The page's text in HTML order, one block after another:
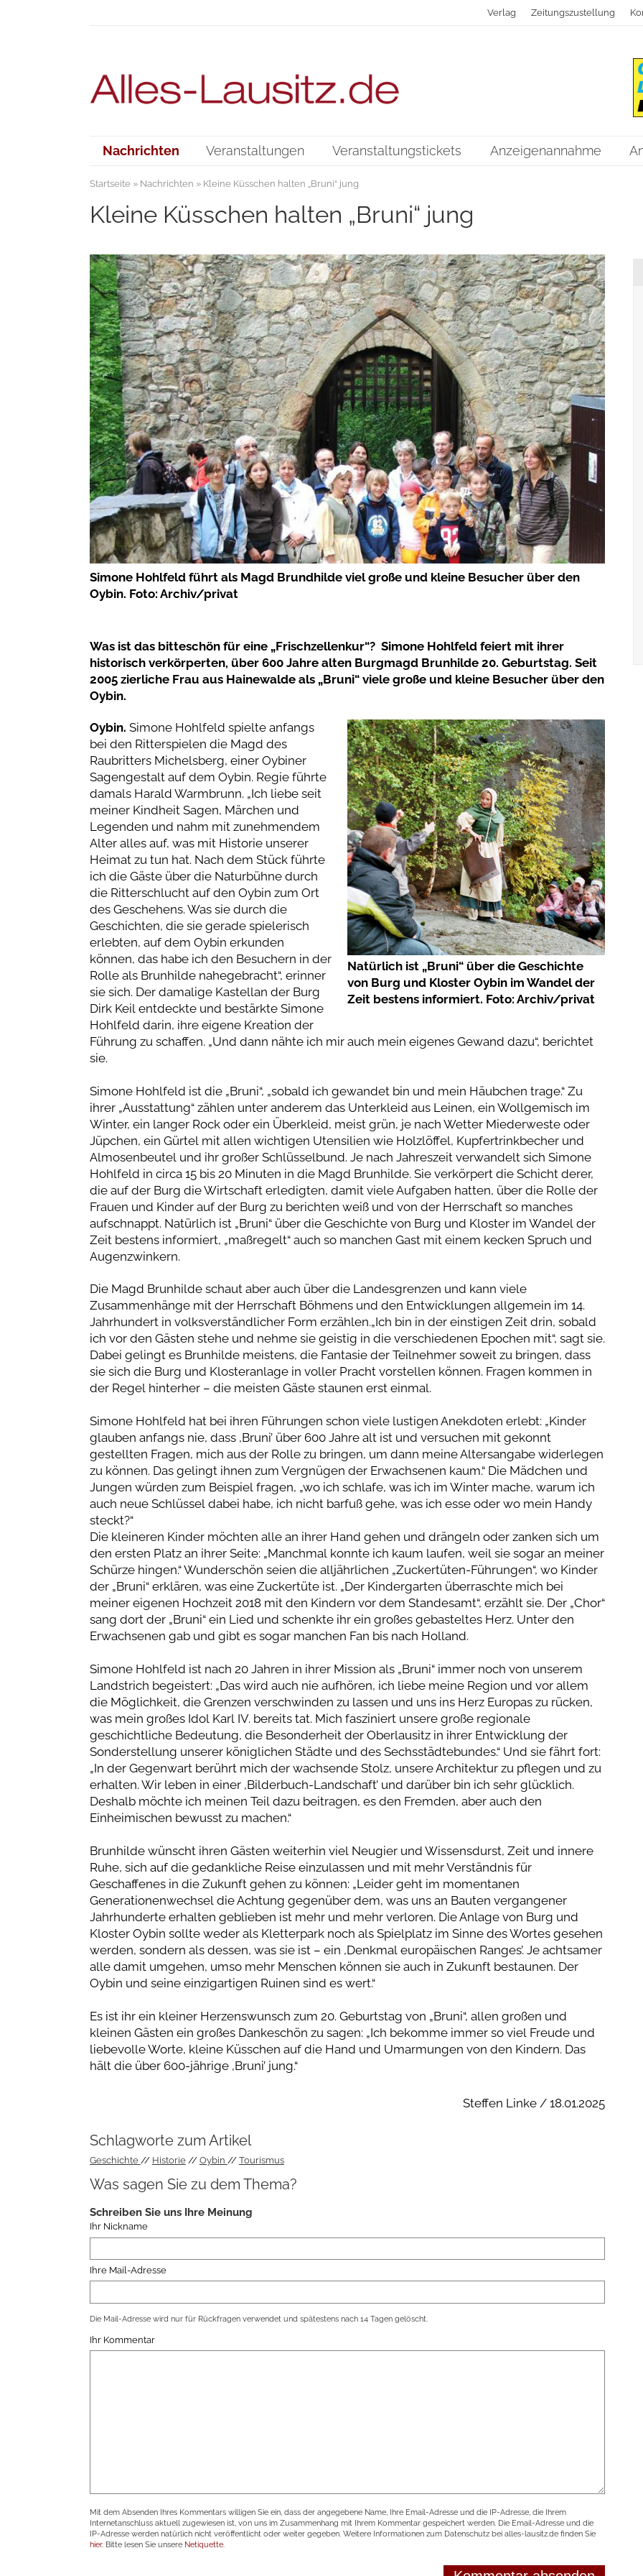
Verlag Zeitungszustellung
Nachrichten Veranstaltungen Veranstaltungstickets Anzeigenannahme
Startseite» Nachrichten » Kleine Küsschen halten „Bruni“ jung
Kleine Küsschen halten „Bruni“ jung
Simone Hohlfeld führt als Magd Brundhilde viel große und kleine Besucher über den
Oybin. Foto: Archiv/privat
Was ist das bitteschön für eine „Frischzellenkur“? Simone Hohlfeld feiert mit ihrer
historisch verkörperten, über 600 Jahre alten Burgmagd Brunhilde 20. Geburtstag. Seit
2005 zierliche Frau aus Hainewalde als „Bruni“ viele große und kleine Besucher über den
Oybin.
Natürlich ist „Bruni“ über die Geschichte
von Burg und Kloster Oybin im Wandel der
Zeit bestens informiert. Foto: Archiv/privat
Oybin. Simone Hohlfeld spielte anfangs
bei den Ritterspielen die Magd des
Raubritters Michelsberg, einer Oybiner
Sagengestalt auf dem Oybin. Regie führte
damals Harald Warmbrunn. „Ich liebe seit
meiner Kindheit Sagen, Märchen und
Legenden und nahm mit zunehmendem
Alter alles auf, was mit Historie unserer
Heimat zu tun hat. Nach dem Stück führte
ich die Gäste über die Naturbühne durch
die Ritterschlucht auf den Oybin zum Ort
des Geschehens. Was sie durch die
Geschichten, die sie gerade spielerisch
erlebten, auf dem Oybin erkunden
können, das habe ich den Besuchern in der
Rolle als Brunhilde nahegebracht“, erinner
sie sich. Der damalige Kastellan der Burg
Dirk Keil entdeckte und bestärkte Simone
Hohlfeld darin, ihre eigene Kreation der
Führung zu schaffen. „Und dann nähte ich mir auch mein eigenes Gewand dazu“, berichtet
sie.
Simone Hohlfeld ist die „Bruni“, „sobald ich gewandet bin und mein Häubchen trage.“ Zu
ihrer „Ausstattung“ zählen unter anderem das Unterkleid aus Leinen, ein Wollgemisch im
Winter, ein langer Rock oder ein Überkleid, meist grün, je nach Wetter Miederweste oder
Jüpchen, ein Gürtel mit allen wichtigen Utensilien wie Holzlöffel, Kupfertrinkbecher und
Almosenbeutel und ihr großer Schlüsselbund. Je nach Jahreszeit verwandelt sich Simone
Hohlfeld in circa 15 bis 20 Minuten in die Magd Brunhilde. Sie verkörpert die Schicht derer,
die auf der Burg die Wirtschaft erledigten, damit viele Aufgaben hatten, über die Rolle der
Frauen und Kinder auf der Burg zu berichten weiß und von der Herrschaft so manches
aufschnappt. Natürlich ist „Bruni“ über die Geschichte von Burg und Kloster im Wandel der
Zeit bestens informiert, „maßregelt“ auch so manchen Gast mit einem kecken Spruch und
Augenzwinkern.
Die Magd Brunhilde schaut aber auch über die Landesgrenzen und kann viele
Zusammenhänge mit der Herrschaft Böhmens und den Entwicklungen allgemein im 14.
Jahrhundert in volksverständlicher Form erzählen.„Ich bin in der einstigen Zeit drin, sobald
ich vor den Gästen stehe und nehme sie geistig in die verschiedenen Epochen mit“, sagt sie.
Dabei gelingt es Brunhilde meistens, die Fantasie der Teilnehmer soweit zu bringen, dass
sie sich die Burg und Klosteranlage in voller Pracht vorstellen können. Fragen kommen in
der Regel hinterher – die meisten Gäste staunen erst einmal.
Simone Hohlfeld hat bei ihren Führungen schon viele lustigen Anekdoten erlebt: „Kinder
glauben anfangs nie, dass ,Bruni’ über 600 Jahre alt ist und versuchen mit gekonnt
gestellten Fragen, mich aus der Rolle zu bringen, um dann meine Altersangabe widerlegen
zu können. Das gelingt ihnen zum Vergnügen der Erwachsenen kaum.“ Die Mädchen und
Jungen würden zum Beispiel fragen, „wo ich schlafe, was ich im Winter mache, warum ich
auch neue Schlüssel dabei habe, ich nicht barfuß gehe, was ich esse oder wo mein Handy
steckt?“
Die kleineren Kinder möchten alle an ihrer Hand gehen und drängeln oder zanken sich um
den ersten Platz an ihrer Seite: „Manchmal konnte ich kaum laufen, weil sie sogar an meiner
Schürze hingen.“ Wunderschön seien die alljährlichen „Zuckertüten-Führungen“, wo Kinder
der „Bruni“ erklären, was eine Zuckertüte ist. „Der Kindergarten überraschte mich bei
meiner eigenen Hochzeit 2018 mit den Kindern vor dem Standesamt“, erzählt sie. Der „Chor“
sang dort der „Bruni“ ein Lied und schenkte ihr ein großes gebasteltes Herz. Unter den
Erwachsenen gab und gibt es sogar manchen Fan bis nach Holland.
Simone Hohlfeld ist nach 20 Jahren in ihrer Mission als „Bruni“ immer noch von unserem
Landstrich begeistert: „Das wird auch nie aufhören, ich liebe meine Region und vor allem
die Möglichkeit, die Grenzen verschwinden zu lassen und uns ins Herz Europas zu rücken,
was mein großes Idol Karl IV. bereits tat. Mich fasziniert unsere große regionale
geschichtliche Bedeutung, die Besonderheit der Oberlausitz in ihrer Entwicklung der
Sonderstellung unserer königlichen Städte und des Sechsstädtebundes.“ Und sie fährt fort:
„In der Gegenwart berührt mich der wachsende Stolz, unsere Architektur zu pflegen und zu
erhalten. Wir leben in einer ,Bilderbuch-Landschaft’ und darüber bin ich sehr glücklich.
Deshalb möchte ich meinen Teil dazu beitragen, es den Fremden, aber auch den
Einheimischen bewusst zu machen.“
Brunhilde wünscht ihren Gästen weiterhin viel Neugier und Wissensdurst, Zeit und innere
Ruhe, sich auf die gedankliche Reise einzulassen und mit mehr Verständnis für
Geschaffenes in die Zukunft gehen zu können: „Leider geht im momentanen
Generationenwechsel die Achtung gegenüber dem, was uns an Bauten vergangener
Jahrhunderte erhalten geblieben ist mehr und mehr verloren. Die Anlage von Burg und
Kloster Oybin sollte weder als Kletterpark noch als Spielplatz im Sinne des Wortes gesehen
werden, sondern als dessen, was sie ist – ein ,Denkmal europäischen Ranges’. Je achtsamer
alle damit umgehen, umso mehr Menschen können sie auch in Zukunft bestaunen. Der
Oybin und seine einzigartigen Ruinen sind es wert.“
Es ist ihr ein kleiner Herzenswunsch zum 20. Geburtstag von „Bruni“, allen großen und
kleinen Gästen ein großes Dankeschön zu sagen: „Ich bekomme immer so viel Freude und
liebevolle Worte, kleine Küsschen auf die Hand und Umarmungen von den Kindern. Das
hält die über 600-jährige ,Bruni’ jung.“
Steffen Linke / 18.01.2025
Schlagworte zum Artikel
Geschichte Historie Oybin Tourismus
Was sagen Sie zu dem Thema?
Schreiben Sie uns Ihre Meinung
Ihr Nickname
Ihre Mail-Adresse
Die Mail-Adresse wird nur für Rückfragen verwendet und spätestens nach 14 Tagen gelöscht.
Ihr Kommentar
Mit dem Absenden Ihres Kommentars willigen Sie ein, dass der angegebene Name, Ihre Email-Adresse und die IP-Adresse, die Ihrem
Internetanschluss aktuell zugewiesen ist, von uns im Zusammenhang mit Ihrem Kommentar gespeichert werden. Die Email-Adresse und die
IP-Adresse werden natürlich nicht veröffentlicht oder weiter gegeben. Weitere Informationen zum Datenschutz bei alles-lausitz.de finden Sie
hier. Bitte lesen Sie unsere Netiquette.